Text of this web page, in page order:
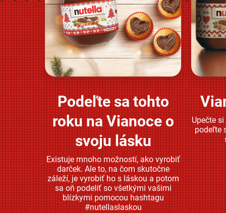
Zjistěte více
Podeľte sa tohto
roku na Vianoce o
svoju lásku
Existuje mnoho možností, ako vyrobiť
darček. Ale to, na čom skutočne
záleží, je vyrobiť ho s láskou a potom
sa oň podeliť so všetkými vašimi
blízkymi pomocou hashtagu
#nutellaslaskou
Upečte
podeľte